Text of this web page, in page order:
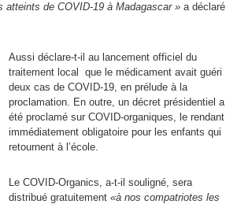
de COVID-19 à Madagascar »a déclaré
Aussi déclare-t-il au lancement officiel du
traitement local que le médicament avait guéri
deux cas de COVID-19, en prélude à la
proclamation. En outre, un décret présidentiel a
été proclamé sur COVID-organiques, le rendant
immédiatement obligatoire pour les enfants qui
retournent à l’école.
Le COVID-Organics, a-t-il souligné, sera
distribué gratuitement «à nos compatriotes les